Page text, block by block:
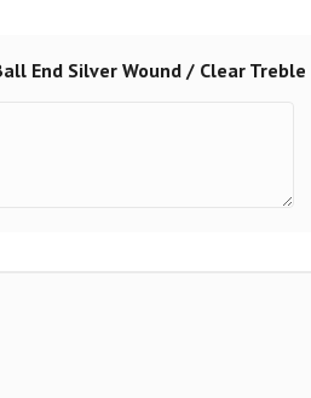
End Silver Wound / Clear Treble